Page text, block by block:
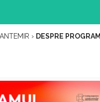
› DESPRE PROGRAM